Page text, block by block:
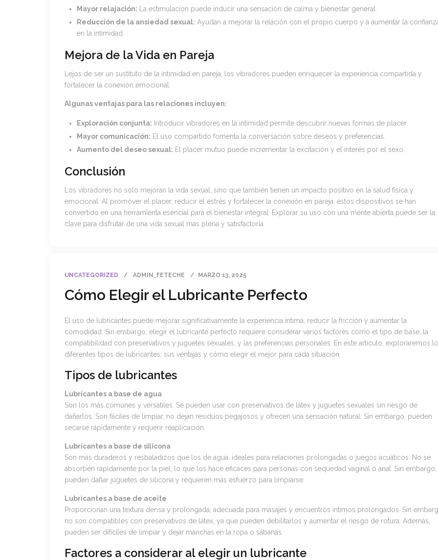
Mayor relajación: La estimulación puede inducir una sensación de calma y bienestar general.
Reducción de la ansiedad sexual: Ayudan a mejorar la relación con el propio cuerpo y a aumentar la
en la intimidad.
Mejora de la Vida en Pareja
Lejos de ser un sustituto de la intimidad en pareja, los vibradores pueden enriquecer la experiencia compartida y
fortalecer la conexión emocional.
Algunas ventajas para las relaciones incluyen:
Exploración conjunta: Introducir vibradores en la intimidad permite descubrir nuevas formas de placer.
Mayor comunicación: El uso compartido fomenta la conversación sobre deseos y preferencias.
Aumento del deseo sexual: El placer mutuo puede incrementar la excitación y el interés por el sexo.
Conclusión
Los vibradores no solo mejoran la vida sexual, sino que también tienen un impacto positivo en la salud física y
emocional. Al promover el placer, reducir el estrés y fortalecer la conexión en pareja, estos dispositivos se han
convertido en una herramienta esencial para el bienestar integral. Explorar su uso con una mente abierta puede ser la
clave para disfrutar de una vida sexual más plena y satisfactoria
UNCATEGORIZED ADMIN_FETECHE MARZO 13, 2025
Cómo Elegir el Lubricante Perfecto
El uso de lubricantes puede mejorar significativamente la experiencia íntima, reducir la fricción y aumentar la
comodidad. Sin embargo, elegir el lubricante perfecto requiere considerar varios factores como el tipo de base, la
compatibilidad con preservativos y juguetes sexuales, y las preferencias personales. En este artículo, exploraremos
diferentes tipos de lubricantes, sus ventajas y cómo elegir el mejor para cada situación.
Tipos de lubricantes
Lubricantes a base de agua
Son los más comunes y versátiles. Se pueden usar con preservativos de látex y juguetes sexuales sin riesgo de
dañarlos. Son fáciles de limpiar, no dejan residuos pegajosos y ofrecen una sensación natural. Sin embargo, pueden
secarse rápidamente y requerir reaplicación.
Lubricantes a base de silicona
Son más duraderos y resbaladizos que los de agua, ideales para relaciones prolongadas o juegos acuáticos. No se
absorben rápidamente por la piel, lo que los hace eficaces para personas con sequedad vaginal o anal. Sin embargo,
pueden dañar juguetes de silicona y requieren más esfuerzo para limpiarse.
Lubricantes a base de aceite
Proporcionan una textura densa y prolongada, adecuada para masajes y encuentros íntimos prolongados. Sin
no son compatibles con preservativos de látex, ya que pueden debilitarlos y aumentar el riesgo de rotura. Además,
pueden ser difíciles de limpiar y dejar manchas en la ropa o sábanas.
Factores a considerar al elegir un lubricante